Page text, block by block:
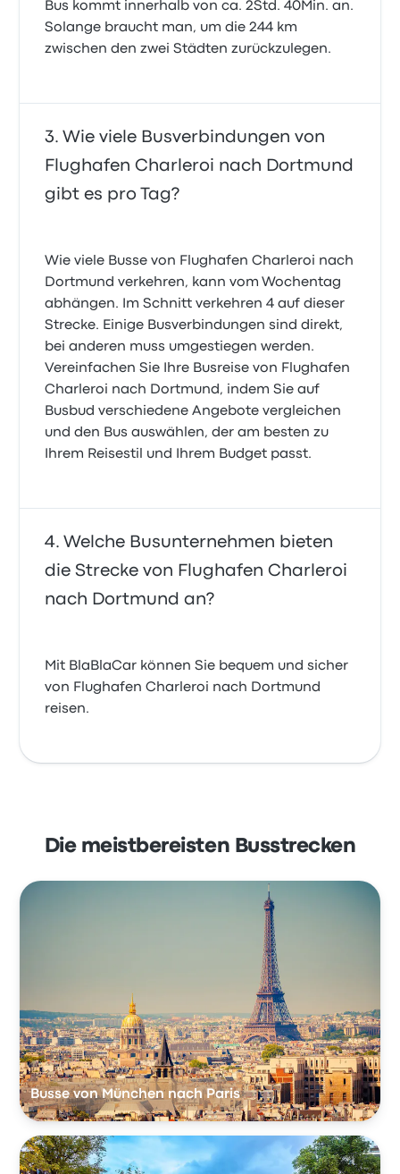
Bus kommt innerhalb von ca. 2Std. 40Min. an.
Solange braucht man, um die 244 km
zwischen den zwei Städten zurückzulegen.
Wie viele Busverbindungen von
Flughafen Charleroi nach Dortmund
gibt es pro Tag?
Wie viele Busse von Flughafen Charleroi nach
Dortmund verkehren, kann vom Wochentag
abhängen. Im Schnitt verkehren 4 auf dieser
Strecke. Einige Busverbindungen sind direkt,
bei anderen muss umgestiegen werden.
Vereinfachen Sie Ihre Busreise von Flughafen
Charleroi nach Dortmund, indem Sie auf
Busbud verschiedene Angebote vergleichen
und den Bus auswählen, der am besten zu
Ihrem Reisestil und Ihrem Budget passt.
Welche Busunternehmen bieten
die Strecke von Flughafen Charleroi
nach Dortmund an?
Mit BlaBlaCar können Sie bequem und sicher
von Flughafen Charleroi nach Dortmund
reisen.
Die meistbereisten Busstrecken
Busse von München nach Paris